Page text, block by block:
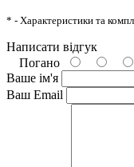
* - Характеристики та
Написати відгук
Погано
Ваше ім'я
Ваш Email